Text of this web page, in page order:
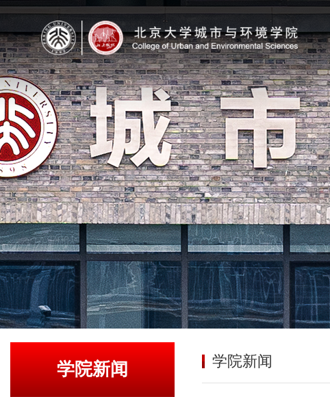
学院新闻 学院新闻